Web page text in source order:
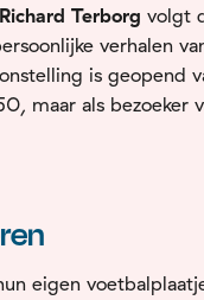
Richard Terborg volgt
verhalen
is geopend
maar als bezoeker
eigen